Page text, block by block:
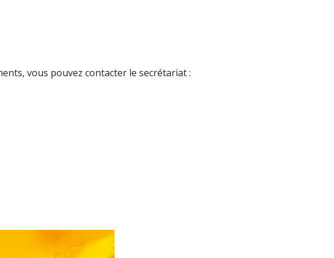
vous pouvez contacter le secrétariat :